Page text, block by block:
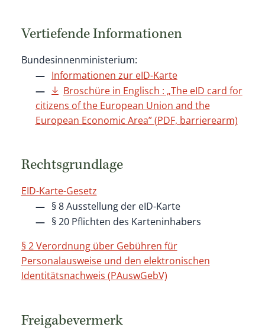
Vertiefende Informationen
Bundesinnenministerium:
Informationen zur eID-Karte
Broschüre in Englisch : „The eID card for
citizens of the European Union and the
European Economic Area” (PDF, barrierearm)
Rechtsgrundlage
EID-Karte-Gesetz
§ 8 Ausstellung der eID-Karte
§ 20 Pflichten des Karteninhabers
§ 2 Verordnung über Gebühren für
Personalausweise und den elektronischen
Identitätsnachweis (PAuswGebV)
Freigabevermerk